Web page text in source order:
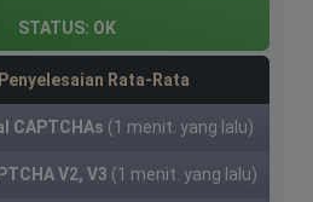
STATUS: OK
Rata-Rata
CAPTCHAs (1 menit. yang lalu)
V2, V3 (1 menit. yang lalu)